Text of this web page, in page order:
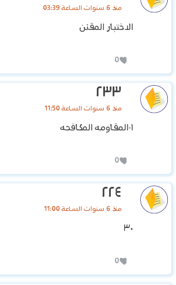
منذ 6 سنوات الساعة 03:39
الاختبار المقنن
0
٢٣٣
منذ 6 سنوات الساعة 11:50
١-المقاومه المكافحه
0
٢٢٤
منذ 6 سنوات الساعة 11:00
٣٠
0